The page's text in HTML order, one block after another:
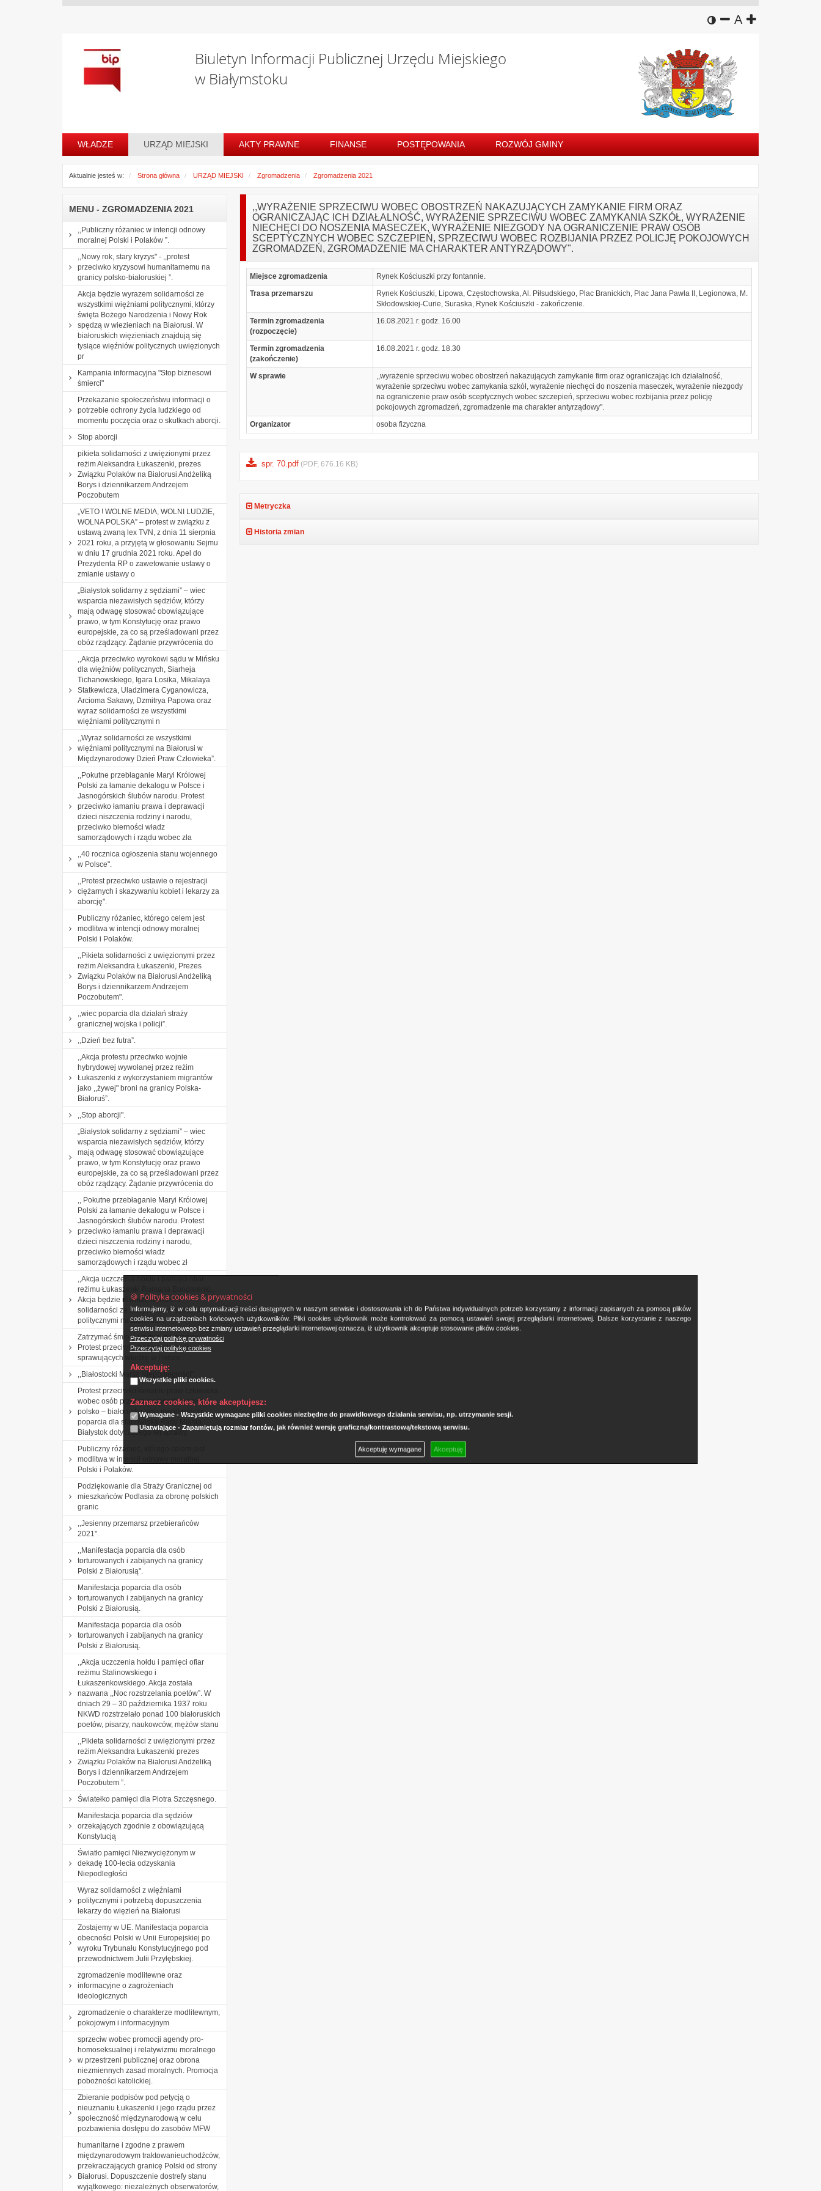
🍪 Polityka cookies & prywatności
Informujemy, iż w celu optymalizacji treści dostępnych w naszym serwisie i dostosowania ich do Państwa indywidualnych potrzeb korzystamy z informacji zapisanych za pomocą plików
cookies na urządzeniach końcowych użytkowników. Pliki cookies użytkownik może kontrolować za pomocą ustawień swojej przeglądarki internetowej. Dalsze korzystanie z naszego
serwisu internetowego bez zmiany ustawień przeglądarki internetowej oznacza, iż użytkownik akceptuje stosowanie plików cookies.
Przeczytaj politykę prywatności
Przeczytaj politykę cookies
Akceptuję:
Wszystkie pliki cookies.
Zaznacz cookies, które akceptujesz:
Wymagane - Wszystkie wymagane pliki cookies niezbędne do prawidłowego działania serwisu, np. utrzymanie sesji.
Ułatwiające - Zapamiętują rozmiar fontów, jak również wersję graficzną/kontrastową/tekstową serwisu.
Akceptuję wymagane Akceptuję
wersja kontrastowa
zmniejsz
Adomyślny
zwiększ
Biuletyn Informacji Publicznej Urzędu Miejskiego
w Białymstoku
WŁADZE URZĄD MIEJSKI AKTY PRAWNE FINANSE POSTĘPOWANIA ROZWÓJ GMINY
Aktualnie jesteś w: Strona główna URZĄD MIEJSKI Zgromadzenia Zgromadzenia 2021
MENU - ZGROMADZENIA 2021
,,Publiczny różaniec w intencji odnowy
moralnej Polski i Polaków ”.
,,Nowy rok, stary kryzys" - ,,protest
przeciwko kryzysowi humanitarnemu na
granicy polsko-białoruskiej ”.
Akcja będzie wyrazem solidarności ze
wszystkimi więźniami politycznymi, którzy
święta Bożego Narodzenia i Nowy Rok
spędzą w wiezieniach na Białorusi. W
białoruskich więzieniach znajdują się
tysiące więźniów politycznych uwięzionych
pr
Kampania informacyjna "Stop biznesowi
śmierci"
Przekazanie społeczeństwu informacji o
potrzebie ochrony życia ludzkiego od
momentu poczęcia oraz o skutkach aborcji.
Stop aborcji
pikieta solidarności z uwięzionymi przez
reżim Aleksandra Łukaszenki, prezes
Związku Polaków na Białorusi Andżeliką
Borys i dziennikarzem Andrzejem
Poczobutem
„VETO ! WOLNE MEDIA, WOLNI LUDZIE,
WOLNA POLSKA” – protest w związku z
ustawą zwaną lex TVN, z dnia 11 sierpnia
2021 roku, a przyjętą w głosowaniu Sejmu
w dniu 17 grudnia 2021 roku. Apel do
Prezydenta RP o zawetowanie ustawy o
zmianie ustawy o
„Białystok solidarny z sędziami” – wiec
wsparcia niezawisłych sędziów, którzy
mają odwagę stosować obowiązujące
prawo, w tym Konstytucję oraz prawo
europejskie, za co są prześladowani przez
obóz rządzący. Żądanie przywrócenia do
,,Akcja przeciwko wyrokowi sądu w Mińsku
dla więźniów politycznych, Siarheja
Tichanowskiego, Igara Losika, Mikalaya
Statkewicza, Uladzimera Cyganowicza,
Arcioma Sakawy, Dzmitrya Papowa oraz
wyraz solidarności ze wszystkimi
więźniami politycznymi n
,,Wyraz solidarności ze wszystkimi
więźniami politycznymi na Białorusi w
Międzynarodowy Dzień Praw Człowieka”.
,,Pokutne przebłaganie Maryi Królowej
Polski za łamanie dekalogu w Polsce i
Jasnogórskich ślubów narodu. Protest
przeciwko łamaniu prawa i deprawacji
dzieci niszczenia rodziny i narodu,
przeciwko bierności władz
samorządowych i rządu wobec zła
,,40 rocznica ogłoszenia stanu wojennego
w Polsce".
,,Protest przeciwko ustawie o rejestracji
ciężarnych i skazywaniu kobiet i lekarzy za
aborcję".
Publiczny różaniec, którego celem jest
modlitwa w intencji odnowy moralnej
Polski i Polaków.
,,Pikieta solidarności z uwięzionymi przez
reżim Aleksandra Łukaszenki, Prezes
Związku Polaków na Białorusi Andżeliką
Borys i dziennikarzem Andrzejem
Poczobutem".
,,wiec poparcia dla działań straży
granicznej wojska i policji”.
,,Dzień bez futra”.
,,Akcja protestu przeciwko wojnie
hybrydowej wywołanej przez reżim
Łukaszenki z wykorzystaniem migrantów
jako ,,żywej" broni na granicy Polska-
Białoruś”.
,,Stop aborcji".
„Białystok solidarny z sędziami” – wiec
wsparcia niezawisłych sędziów, którzy
mają odwagę stosować obowiązujące
prawo, w tym Konstytucję oraz prawo
europejskie, za co są prześladowani przez
obóz rządzący. Żądanie przywrócenia do
,, Pokutne przebłaganie Maryi Królowej
Polski za łamanie dekalogu w Polsce i
Jasnogórskich ślubów narodu. Protest
przeciwko łamaniu prawa i deprawacji
dzieci niszczenia rodziny i narodu,
przeciwko bierności władz
samorządowych i rządu wobec zł
,,Akcja uczczenia hołdu i pamięci ofiar
reżimu Łukaszenki Romana Bondarenki.
Akcja będzie również wyrazem
solidarności ze wszystkimi więźniami
politycznymi na Białorusi”.
Zatrzymać śmierć i tortury na granicy.
Protest przeciwko bezprawiu osób
sprawujących władzę w Polsce.
,,Białostocki Marsz Niepodległości".
Protest przeciwko łamaniu praw człowieka
wobec osób przekraczających granicę
polsko – białoruską oraz manifestacja
poparcia dla stanowiska Rady Miasta
Białystok dotyczącego tej sprawy.
Publiczny różaniec, którego celem jest
modlitwa w intencji odnowy moralnej
Polski i Polaków.
Podziękowanie dla Straży Granicznej od
mieszkańców Podlasia za obronę polskich
granic
,,Jesienny przemarsz przebierańców
2021".
,,Manifestacja poparcia dla osób
torturowanych i zabijanych na granicy
Polski z Białorusią".
Manifestacja poparcia dla osób
torturowanych i zabijanych na granicy
Polski z Białorusią.
Manifestacja poparcia dla osób
torturowanych i zabijanych na granicy
Polski z Białorusią.
,,Akcja uczczenia hołdu i pamięci ofiar
reżimu Stalinowskiego i
Łukaszenkowskiego. Akcja została
nazwana ,,Noc rozstrzelania poetów”. W
dniach 29 – 30 października 1937 roku
NKWD rozstrzelało ponad 100 białoruskich
poetów, pisarzy, naukowców, mężów stanu
,,Pikieta solidarności z uwięzionymi przez
reżim Aleksandra Łukaszenki prezes
Związku Polaków na Białorusi Andżeliką
Borys i dziennikarzem Andrzejem
Poczobutem ”.
Światełko pamięci dla Piotra Szczęsnego.
Manifestacja poparcia dla sędziów
orzekających zgodnie z obowiązującą
Konstytucją
Światło pamięci Niezwyciężonym w
dekadę 100-lecia odzyskania
Niepodległości
Wyraz solidarności z więźniami
politycznymi i potrzebą dopuszczenia
lekarzy do więzień na Białorusi
Zostajemy w UE. Manifestacja poparcia
obecności Polski w Unii Europejskiej po
wyroku Trybunału Konstytucyjnego pod
przewodnictwem Julii Przyłębskiej.
zgromadzenie modlitewne oraz
informacyjne o zagrożeniach
ideologicznych
zgromadzenie o charakterze modlitewnym,
pokojowym i informacyjnym
sprzeciw wobec promocji agendy pro-
homoseksualnej i relatywizmu moralnego
w przestrzeni publicznej oraz obrona
niezmiennych zasad moralnych. Promocja
pobożności katolickiej.
Zbieranie podpisów pod petycją o
nieuznaniu Łukaszenki i jego rządu przez
społeczność międzynarodową w celu
pozbawienia dostępu do zasobów MFW
humanitarne i zgodne z prawem
międzynarodowym traktowanieuchodźców,
przekraczających granicę Polski od strony
Białorusi. Dopuszczenie dostrefy stanu
wyjątkowego: niezależnych obserwatorów,
,,WYRAŻENIE SPRZECIWU WOBEC OBOSTRZEŃ NAKAZUJĄCYCH ZAMYKANIE FIRM ORAZ
OGRANICZAJĄC ICH DZIAŁALNOŚĆ, WYRAŻENIE SPRZECIWU WOBEC ZAMYKANIA SZKÓŁ, WYRAŻENIE
NIECHĘCI DO NOSZENIA MASECZEK, WYRAŻENIE NIEZGODY NA OGRANICZENIE PRAW OSÓB
SCEPTYCZNYCH WOBEC SZCZEPIEŃ, SPRZECIWU WOBEC ROZBIJANIA PRZEZ POLICJĘ POKOJOWYCH
ZGROMADZEŃ, ZGROMADZENIE MA CHARAKTER ANTYRZĄDOWY".
Miejsce zgromadzenia
Rynek Kościuszki przy fontannie.
Trasa przemarszu
Rynek Kościuszki, Lipowa, Częstochowska, Al. Piłsudskiego, Plac Branickich, Plac Jana Pawła II, Legionowa, M.
Skłodowskiej-Curie, Suraska, Rynek Kościuszki - zakończenie.
Termin zgromadzenia
(rozpoczęcie)
16.08.2021 r. godz. 16.00
Termin zgromadzenia
(zakończenie)
16.08.2021 r. godz. 18.30
W sprawie
,,wyrażenie sprzeciwu wobec obostrzeń nakazujących zamykanie firm oraz ograniczając ich działalność,
wyrażenie sprzeciwu wobec zamykania szkół, wyrażenie niechęci do noszenia maseczek, wyrażenie niezgody
na ograniczenie praw osób sceptycznych wobec szczepień, sprzeciwu wobec rozbijania przez policję
pokojowych zgromadzeń, zgromadzenie ma charakter antyrządowy".
Organizator
osoba fizyczna
spr. 70.pdf (PDF, 676.16 KB)
Metryczka
Historia zmian